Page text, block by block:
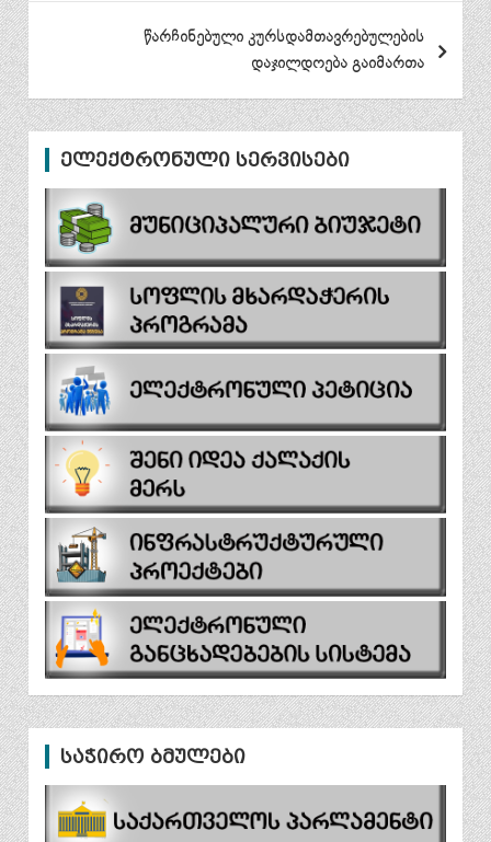
წარჩინებული კურსდამთავრებულების
დაჯილდოება გაიმართა
ელექტრონული სერვისები
საჭირო ბმულები